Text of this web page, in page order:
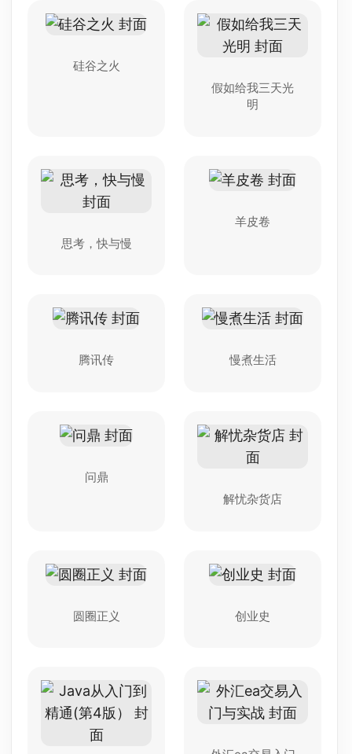
硅谷之火
假如给我三天光
明
思考，快与慢
羊皮卷
腾讯传 慢煮生活
问鼎
解忧杂货店
圆圈正义 创业史